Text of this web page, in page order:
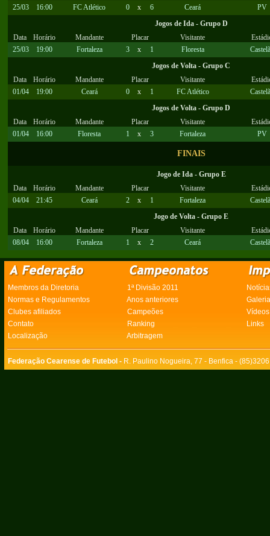
25/03
16:00 FC Atlético 0 x 6 Ceará
PV
Jogos de Ida - Grupo D
Data
Horário Mandante Placar Visitante
25/03
19:00 Fortaleza 3 x 1 Floresta
Jogos de Volta - Grupo C
Data
Horário Mandante Placar Visitante
01/04
19:00 Ceará 0 x 1 FC Atlético
Jogos de Volta - Grupo D
Data
Horário Mandante Placar Visitante
01/04
16:00 Floresta 1 x 3 Fortaleza PV
FINAIS
Jogo de Ida - Grupo E
Data
Horário Mandante Placar Visitante
04/04
21:45 Ceará 2 x 1 Fortaleza
Jogo de Volta - Grupo E
Data
Horário Mandante Placar Visitante
08/04
16:00 Fortaleza 1 x 2 Ceará
Membros da Diretoria 1ª Divisão 2011
Normas e Regulamentos
Anos anteriores
Clubes afiliados
Campeões
Vídeos
Contato
Ranking
Links
Localização
Arbitragem
Federação Cearense de Futebol - R. Paulino Nogueira, 77 - Benfica -